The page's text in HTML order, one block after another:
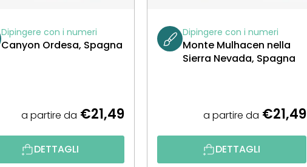
Dipingere con i numeri
Canyon Ordesa, Spagna
a partire da €21,49
DETTAGLI
Dipingere con i numeri
Monte Mulhacen nella
Sierra Nevada, Spagna
a partire da €21,49
DETTAGLI